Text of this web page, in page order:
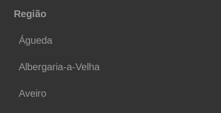
Região
Águeda
Albergaria-a-Velha
Aveiro